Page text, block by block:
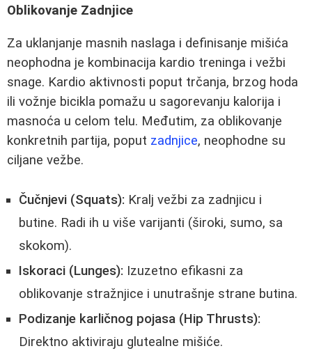
Oblikovanje Zadnjice
Za uklanjanje masnih naslaga i definisanje mišića
neophodna je kombinacija kardio treninga i vežbi
snage. Kardio aktivnosti poput trčanja, brzog hoda
ili vožnje bicikla pomažu u sagorevanju kalorija i
masnoća u celom telu. Međutim, za oblikovanje
konkretnih partija, poput zadnjice, neophodne su
ciljane vežbe.
Čučnjevi (Squats): Kralj vežbi za zadnjicu i
butine. Radi ih u više varijanti (široki, sumo, sa
skokom).
Iskoraci (Lunges): Izuzetno efikasni za
oblikovanje stražnjice i unutrašnje strane butina.
Podizanje karličnog pojasa (Hip Thrusts):
Direktno aktiviraju glutealne mišiće.